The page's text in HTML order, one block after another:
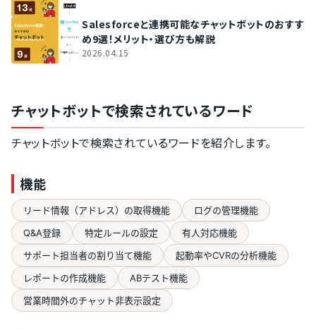
Salesforceと連携可能なチャットボットのおすす
め9選！メリット・選び方も解説
2026.04.15
チャットボットで検索されているワード
チャットボットで検索されているワードを紹介します。
機能
リード情報（アドレス）の取得機能
ログの管理機能
Q&A登録
特定ルールの設定
有人対応機能
サポート担当者の割り当て機能
起動率やCVRの分析機能
レポートの作成機能
ABテスト機能
営業時間外のチャット非表示設定